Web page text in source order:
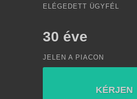
ELÉGEDETT ÜGYFÉL
30 éve
JELEN A PIACON
KÉRJEN